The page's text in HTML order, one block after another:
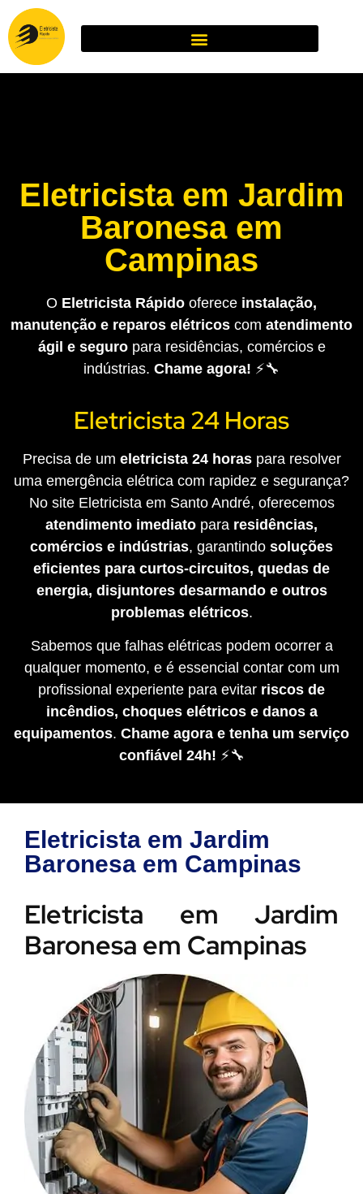
Eletricista em Jardim
Baronesa em
Campinas
O Eletricista Rápido oferece instalação,
manutenção e reparos elétricos com atendimento
ágil e seguropara residências, comércios e
indústrias. Chame agora! ⚡🔧
Eletricista 24 Horas
Precisa de um eletricista 24 horaspara resolver
uma emergência elétrica com rapidez e segurança?
No site Eletricista em Santo André, oferecemos
atendimento imediato para residências,
comércios e indústrias, garantindo soluções
eficientes para curtos-circuitos, quedas de
energia, disjuntores desarmando e outros
problemas elétricos.
Sabemos que falhas elétricas podem ocorrer a
qualquer momento, e é essencial contar com um
profissional experiente para evitar riscos de
incêndios, choques elétricos e danos a
equipamentos. Chame agora e tenha um serviço
confiável 24h! ⚡🔧
Eletricista em Jardim
Baronesa em Campinas
Eletricista em Jardim
Baronesa em Campinas